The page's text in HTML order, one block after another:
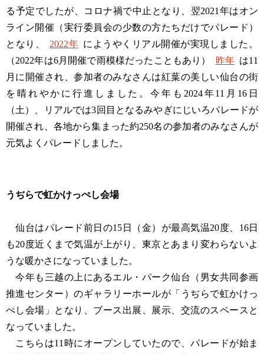
る予定でしたが、コロナ禍で中止となり、翌2021年はオン
ライン開催（実行委員会の少数の方たちだけでパレード）
となり、
2022年 にようやくリアル開催が実現しました。
（2022年は6月開催で雨模様だったこともあり）
昨年 は11
月に開催され、参加者のみなさんは紅葉の美しい仙台の街
を晴れやかに行進しました。今年も2024年11月16日
（土）、リアルでは3回目となるみやぎにじいろパレードが
開催され、各地から集まった約250名の参加者のみなさんが
元気よくパレードしました。
うぢらで虹かけっぺし会場
仙台はパレード前日の15日（金）が最高気温20度、16日
も20度近くまで気温が上がり、東京とあまり変わらないよ
うな暖かさになっていました。
今年も三越の上にあるエル・パーク仙台（男女共同参画
推進センター）のギャラリーホールが「うぢらで虹かけっ
ぺし会場」となり、ブース出展、展示、交流のスペースと
なっていました。
こちらは11時にオープンしていたので、パレードが始ま